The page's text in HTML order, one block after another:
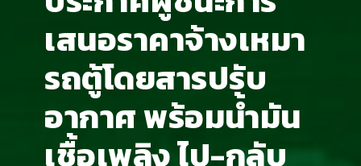
เสนอราคาจ้างเหมา
รถตู้โดยสารปรับ
อากาศ พร้อมน้ำมัน
เชื้อเพลิง ไป-กลับ